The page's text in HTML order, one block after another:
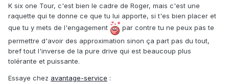
K six one Tour, c'est bien le cadre de Roger, mais c'est une
raquette qui te donne ce que tu lui apporte, si t'es bien placer et
que tu y mets de l'engagement
par contre tu ne peux pas te
permettre d'avoir des approximation sinon ça part pas du tout,
bref tout l'inverse de la pure drive qui est beaucoup plus
tolérante et puissante.
Essaye chez avantage-service :